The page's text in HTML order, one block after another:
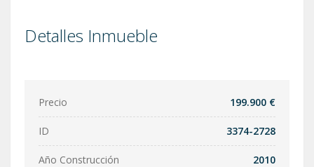
Detalles Inmueble
Precio 199.900 €
ID 3374-2728
Año Construcción 2010